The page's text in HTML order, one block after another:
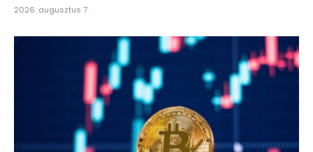
2026. augusztus 7.